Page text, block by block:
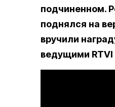
подчиненном.
поднялся на
вручили
ведущими